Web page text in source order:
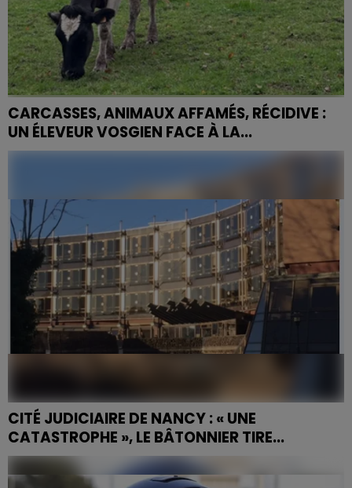
CARCASSES, ANIMAUX AFFAMÉS, RÉCIDIVE :
UN ÉLEVEUR VOSGIEN FACE À LA...
À Méménil, dans les Vosges, un agriculteur
comparaîtra le 11 juin 2026 devant le tribunal
correctionnel d'Épinal pour deux affaires distinctes
de...
CITÉ JUDICIAIRE DE NANCY : « UNE
CATASTROPHE », LE BÂTONNIER TIRE...